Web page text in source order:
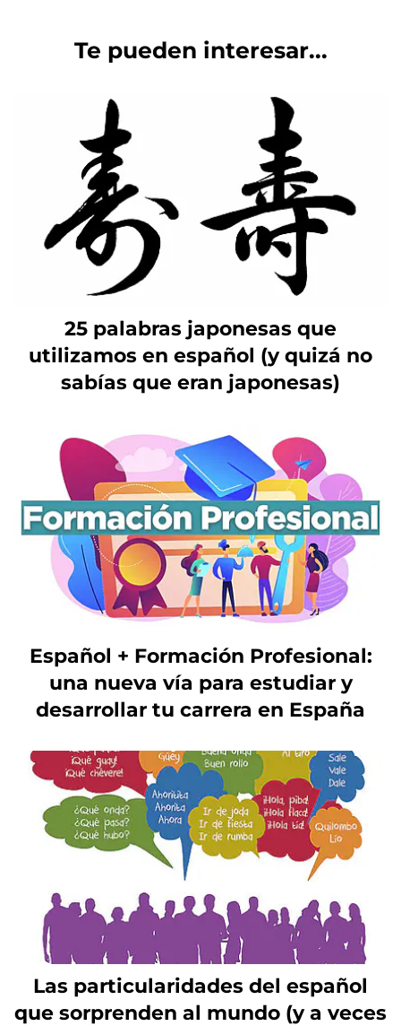
Te pueden interesar...
25 palabras japonesas que
utilizamos en español (y quizá no
sabías que eran japonesas)
Español + Formación Profesional:
una nueva vía para estudiar y
desarrollar tu carrera en España
Las particularidades del español
que sorprenden al mundo (y a veces